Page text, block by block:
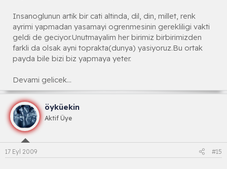
Insanoglunun artik bir cati altinda, dil, din, millet, renk
ayrimi yapmadan yasamayi ogrenmesinin gerekliligi vakti
geldi de geciyor.Unutmayalim her birimiz birbirimizden
farkli da olsak ayni toprakta(dunya) yasiyoruz.Bu ortak
payda bile bizi biz yapmaya yeter.
Devami gelicek...
öyküekin
Aktif Üye
17 Eyl 2009 #15